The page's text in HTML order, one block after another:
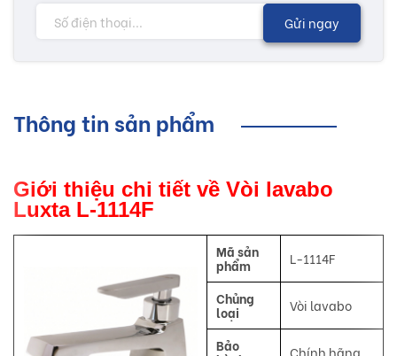
Gửi ngay
Thông tin sản phẩm
Giới thiệu chi tiết về Vòi lavabo
Luxta L-1114F
Mã sản
phẩm L-1114F
Chủng
loại Vòi lavabo
Bảo Chính hãng